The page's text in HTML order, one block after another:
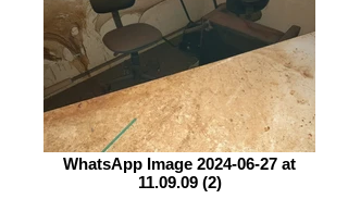
WhatsApp Image 2024-06-27 at
11.09.09 (2)